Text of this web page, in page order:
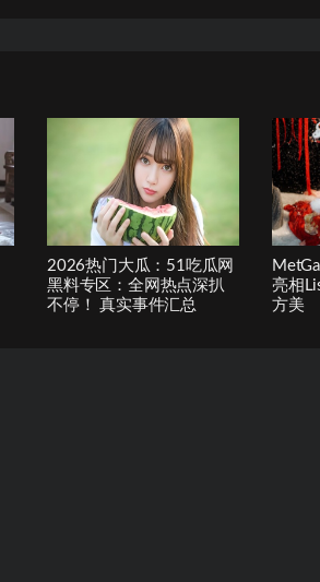
2026热门大瓜：51吃瓜网
黑料专区：全网热点深扒
不停！ 真实事件汇总
亮相
方美